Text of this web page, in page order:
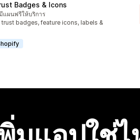
Badges & Icons
ว
แผนฟรีให้บริการ
badges, feature icons, labels &